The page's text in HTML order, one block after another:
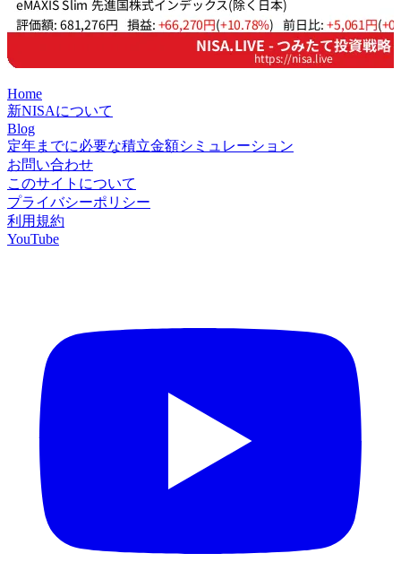
Home
新NISAについて
Blog
定年までに必要な積立金額シミュレーション
お問い合わせ
このサイトについて
プライバシーポリシー
利用規約
YouTube